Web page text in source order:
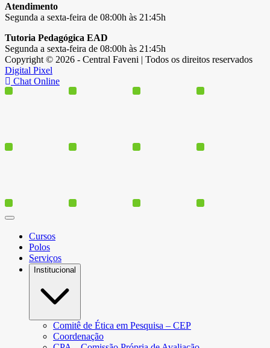
Atendimento
Segunda a sexta-feira de 08:00h às 21:45h
Tutoria Pedagógica EAD
Segunda a sexta-feira de 08:00h às 21:45h
Copyright © 2026 - Central Faveni | Todos os direitos reservados
Digital Pixel
Chat Online
Cursos
Polos
Serviços
Institucional
Comitê de Ética em Pesquisa – CEP
Coordenação